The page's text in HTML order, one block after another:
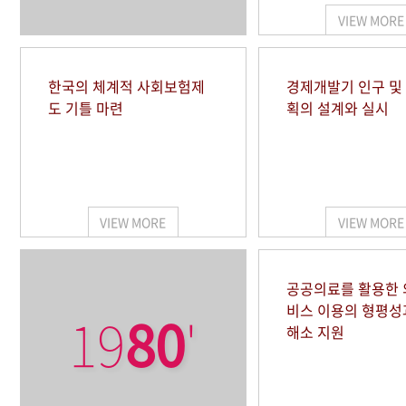
VIEW MORE
한국의 체계적 사회보험제
도 기틀 마련
VIEW MORE
경제개발기 인구
획의 설계와 실시
VIEW MORE
1980'
공공의료를 활용한
비스 이용의 형평
해소 지원